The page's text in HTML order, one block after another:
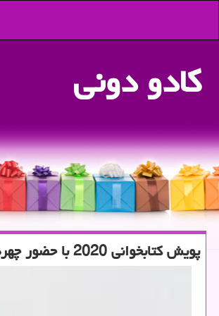
كادو دونی
پویش كتابخوانی 2020 با حضور چهره های شناخته شده رونق گرفت